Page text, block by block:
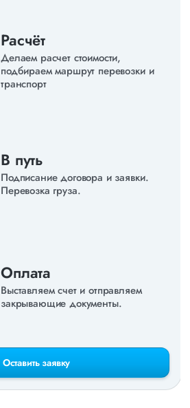
Расчёт
Делаем расчет стоимости,
подбираем маршрут перевозки и
транспорт
В путь
Подписание договора и заявки.
Перевозка груза.
Оплата
Выставляем счет и отправляем
закрывающие документы.
Оставить заявку